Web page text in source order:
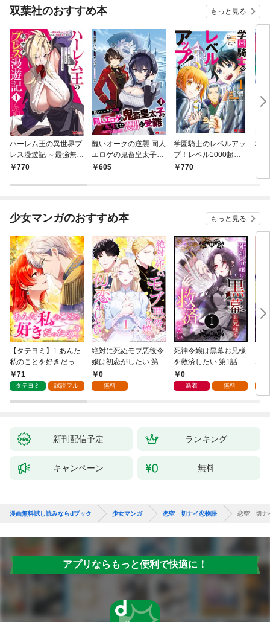
双葉社のおすすめ本 もっと見る
ハーレム王の異世界プ
レス漫遊記 ～最強無双
のおじさんはあらゆる
ミック） 1
770
醜いオークの逆襲 同人
エロゲの鬼畜皇太子に
転生した喪男の受難
605
学園騎士のレベルアッ
プ！レベル1000超え
の転生者、落ちこぼれ
770
村
少女マンガのおすすめ本 もっと見る
【タテヨミ】1.あんた
私のことを好きだった
の？
71
タテヨミ 試読フル
絶対に死ぬモブ悪役令
嬢は初恋がしたい 第1
話0
無料
死神令嬢は黒幕お兄様
を救済したい 第1話
0
新着 無料
な
新刊配信予定 ランキング
キャンペーン 無料
漫画無料試し読みならdブック 少女マンガ 恋空 切ナイ恋物語 恋空 切ナ
アプリならもっと便利で快適に！